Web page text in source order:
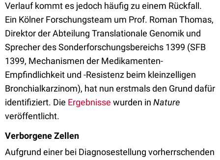
Verlauf kommt es jedoch häufig zu einem Rückfall.
Ein Kölner Forschungsteam um Prof. Roman Thomas,
Direktor der Abteilung Translationale Genomik und
Sprecher des Sonderforschungsbereichs 1399 (SFB
1399, Mechanismen der Medikamenten-
Empfindlichkeit und -Resistenz beim kleinzelligen
Bronchialkarzinom), hat nun erstmals den Grund dafür
identifiziert. Die Ergebnisse wurden in Nature
veröffentlicht.
Verborgene Zellen
Aufgrund einer bei Diagnosestellung vorherrschenden